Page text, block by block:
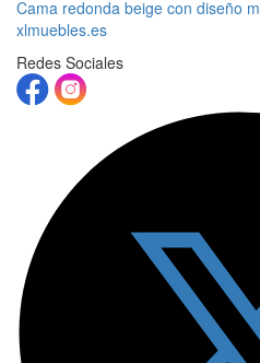
Cama redonda beige con diseño
xlmuebles.es
Redes Sociales